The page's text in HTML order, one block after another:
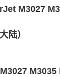
M3027
陆）
M3035